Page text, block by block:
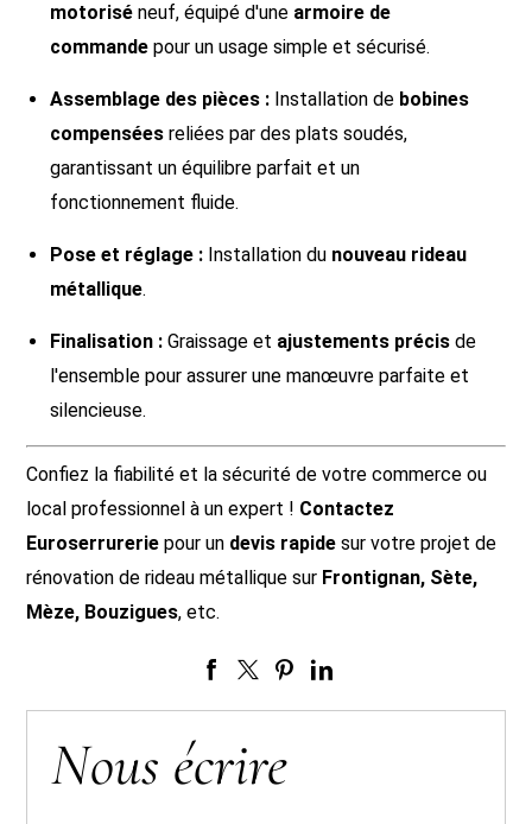
motorisé neuf, équipé d'une armoire de
commande pour un usage simple et sécurisé.
Assemblage des pièces : Installation de bobines
compensées reliées par des plats soudés,
garantissant un équilibre parfait et un
fonctionnement fluide.
Pose et réglage : Installation du nouveau rideau
métallique.
Finalisation : Graissage et ajustements précis de
l'ensemble pour assurer une manœuvre parfaite et
silencieuse.
Confiez la fiabilité et la sécurité de votre commerce ou
local professionnel à un expert ! Contactez
Euroserrurerie pour un devis rapide sur votre projet de
rénovation de rideau métallique sur Frontignan, Sète,
Mèze, Bouzigues, etc.
Nous écrire